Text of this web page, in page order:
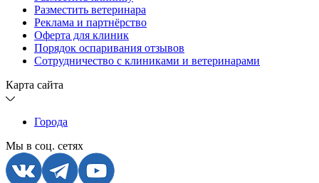
Разместить ветеринара
Реклама и партнёрство
Оферта для клиник
Порядок оспаривания отзывов
Сотрудничество с клиниками и ветеринарами
Карта сайта
Города
Мы в соц. сетях